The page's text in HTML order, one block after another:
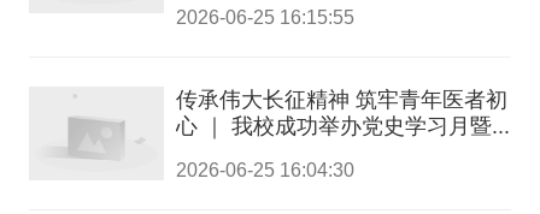
2026-06-25 16:15:55
传承伟大长征精神 筑牢青年医者初
心 ｜ 我校成功举办党史学习月暨...
2026-06-25 16:04:30